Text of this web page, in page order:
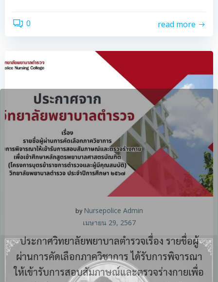
0 read more
by Nursepolice Admin
เมษายน 29, 2567
ประกาศวิทยาลัยพยาบาลตำรวจเรื่อง รายชื่อผู้
ผ่านการคัดเลือกภาควิชาการ ได้รับการพิจารณา
ให้เข้ารับการสอบสัมภาษณ์และตรวจร่างกายเพื่อ